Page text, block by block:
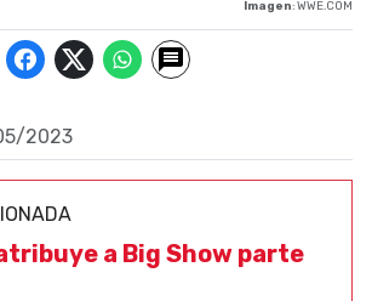
Imagen: WWE.COM
2023
a Big Show parte